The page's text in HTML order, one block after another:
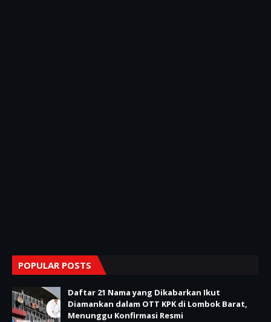
POPULAR POSTS
Daftar 21 Nama yang Dikabarkan Ikut
Diamankan dalam OTT KPK di Lombok Barat,
Menunggu Konfirmasi Resmi